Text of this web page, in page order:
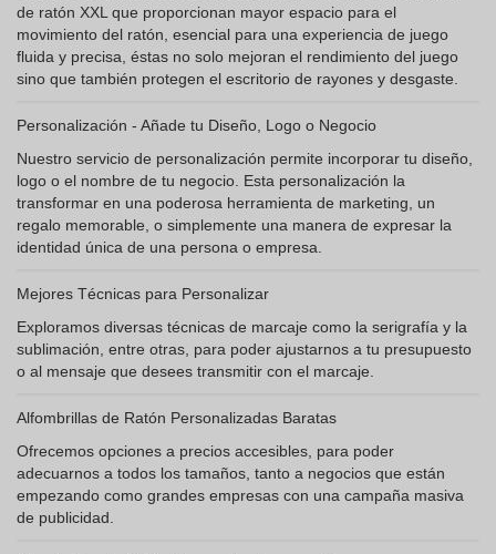
de ratón XXL que proporcionan mayor espacio para el
movimiento del ratón, esencial para una experiencia de juego
fluida y precisa, éstas no solo mejoran el rendimiento del juego
sino que también protegen el escritorio de rayones y desgaste.
Personalización - Añade tu Diseño, Logo o Negocio
Nuestro servicio de personalización permite incorporar tu diseño,
logo o el nombre de tu negocio. Esta personalización la
transformar en una poderosa herramienta de marketing, un
regalo memorable, o simplemente una manera de expresar la
identidad única de una persona o empresa.
Mejores Técnicas para Personalizar
Exploramos diversas técnicas de marcaje como la serigrafía y la
sublimación, entre otras, para poder ajustarnos a tu presupuesto
o al mensaje que desees transmitir con el marcaje.
Alfombrillas de Ratón Personalizadas Baratas
Ofrecemos opciones a precios accesibles, para poder
adecuarnos a todos los tamaños, tanto a negocios que están
empezando como grandes empresas con una campaña masiva
de publicidad.